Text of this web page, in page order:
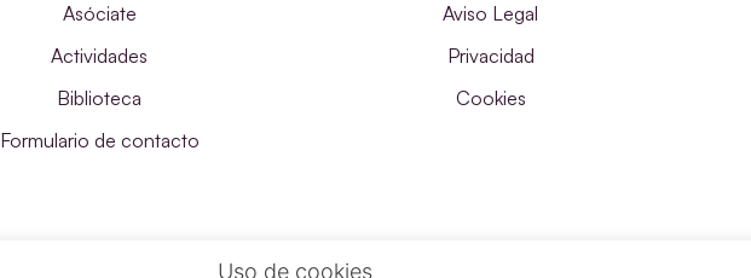
Asóciate
Actividades
Biblioteca
Formulario de contacto
Aviso Legal
Privacidad
Cookies
Uso de cookies